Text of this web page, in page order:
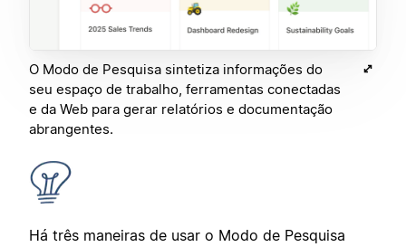
O Modo de Pesquisa sintetiza informações do
seu espaço de trabalho, ferramentas conectadas
e da Web para gerar relatórios e documentação
abrangentes.
Há três maneiras de usar o Modo de Pesquisa